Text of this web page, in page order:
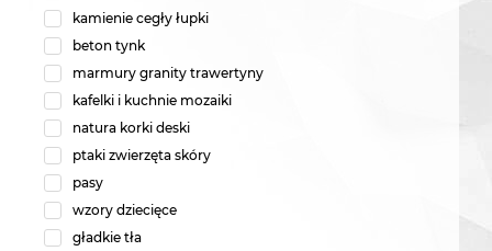
kamienie cegły łupki
beton tynk
marmury granity trawertyny
kafelki i kuchnie mozaiki
natura korki deski
ptaki zwierzęta skóry
pasy
wzory dziecięce
gładkie tła